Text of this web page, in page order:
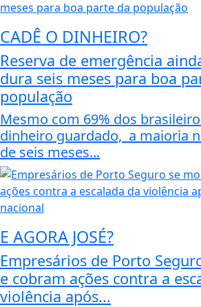
CADÊ O DINHEIRO?
Reserva de emergência
dura seis meses para boa
população
Mesmo com 69% dos
dinheiro guardado, a maioria
de seis meses...
E AGORA JOSÉ?
Empresários de Porto
e cobram ações contra a
violência após...